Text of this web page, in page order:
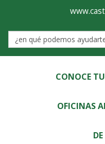
de
Castro-
Urdiales
CONOCE
OFICINAS